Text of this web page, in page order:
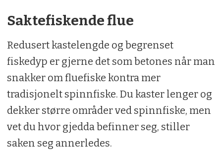
Saktefiskende flue
Redusert kastelengde og begrenset
fiskedyp er gjerne det som betones når man
snakker om fluefiske kontra mer
tradisjonelt spinnfiske. Du kaster lenger og
dekker større områder ved spinnfiske, men
vet du hvor gjedda befinner seg, stiller
saken seg annerledes.